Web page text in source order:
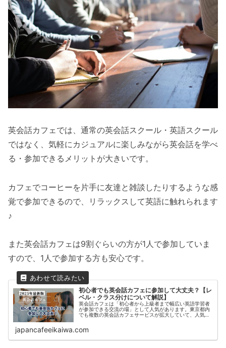
英会話カフェでは、通常の英会話スクール・英語スクール
ではなく、気軽にカジュアルに楽しみながら英会話を学べ
る・参加できるメリットが大きいです。
カフェでコーヒーを片手に友達と雑談したりするような感
覚で参加できるので、リラックスして英語に触れられます
♪
また英会話カフェは9割ぐらいの方が1人で参加していま
すので、1人で参加する方も安心です。
初心者でも英会話カフェに参加して大丈夫？【レ
ベル・クラス分けについて解説】
英会話カフェは「初心者から上級者まで幅広い英語学習者
が参加できる交流の場」として人気があります。東京都内
でも複数の英会話カフェサービスが拡大していて、人気は
japancafeeikaiwa.com